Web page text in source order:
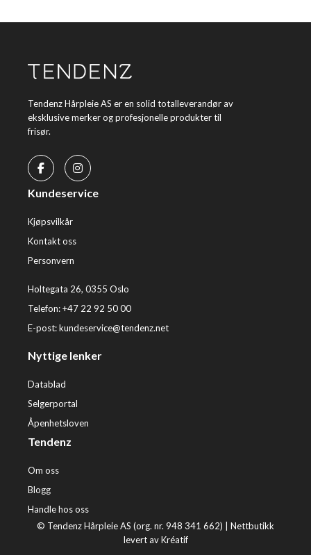
Tendenz Hårpleie AS er en solid totalleverandør av
eksklusive merker og profesjonelle produkter til
frisør.
Kundeservice
Kjøpsvilkår
Kontakt oss
Personvern
Holtegata 26, 0355 Oslo
Telefon: +47 22 92 50 00
E-post:kundeservice@tendenz.net
Nyttige lenker
Datablad
Selgerportal
Åpenhetsloven
Tendenz
Om oss
Blogg
Handle hos oss
© Tendenz Hårpleie AS (org. nr. 948 341 662) | Nettbutikk
levert av Kréatif